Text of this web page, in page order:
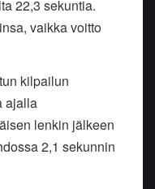
22,3 sekuntia.
vaikka voitto
kilpailun
ajalla
lenkin jälkeen
2,1 sekunnin